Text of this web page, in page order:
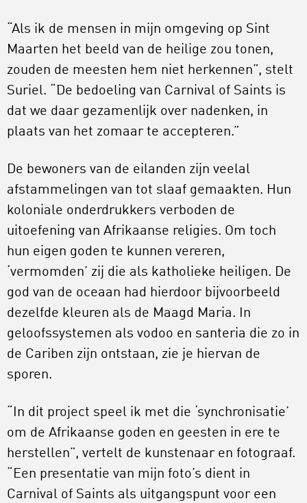
“Als ik de mensen in mijn omgeving op Sint
Maarten het beeld van de heilige zou tonen,
zouden de meesten hem niet herkennen”, stelt
Suriel. “De bedoeling van Carnival of Saints is
dat we daar gezamenlijk over nadenken, in
plaats van het zomaar te accepteren.”
De bewoners van de eilanden zijn veelal
afstammelingen van tot slaaf gemaakten. Hun
koloniale onderdrukkers verboden de
uitoefening van Afrikaanse religies. Om toch
hun eigen goden te kunnen vereren,
‘vermomden’ zij die als katholieke heiligen. De
god van de oceaan had hierdoor bijvoorbeeld
dezelfde kleuren als de Maagd Maria. In
geloofssystemen als vodoo en santeria die zo in
de Cariben zijn ontstaan, zie je hiervan de
sporen.
“In dit project speel ik met die ‘synchronisatie’
om de Afrikaanse goden en geesten in ere te
herstellen”, vertelt de kunstenaar en fotograaf.
“Een presentatie van mijn foto’s dient in
Carnival of Saints als uitgangspunt voor een